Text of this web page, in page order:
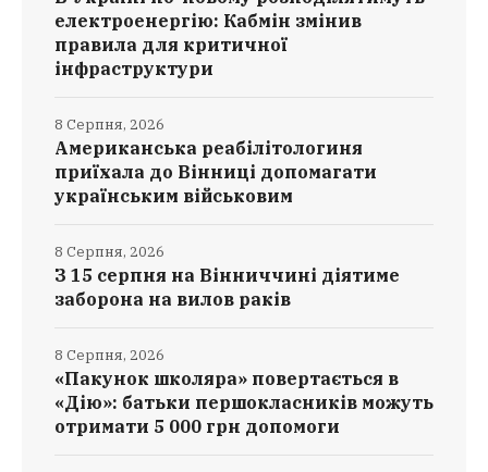
електроенергію: Кабмін змінив
правила для критичної
інфраструктури
Американська реабілітологиня
приїхала до Вінниці допомагати
українським військовим
8 Серпня, 2026
З 15 серпня на Вінниччині діятиме
заборона на вилов раків
8 Серпня, 2026
«Пакунок школяра» повертається в
«Дію»: батьки першокласників можуть
отримати 5 000 грн допомоги
8 Серпня, 2026